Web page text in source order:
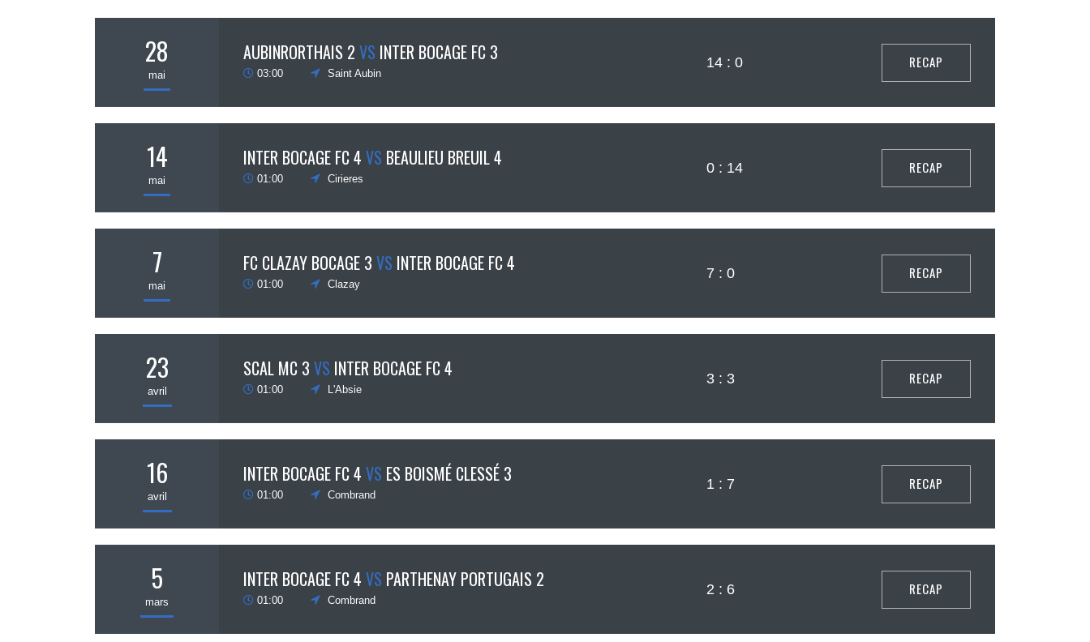
28
mai
AUBINRORTHAIS 2 VS INTER BOCAGE FC 3
03:00 Saint Aubin
14 : 0 RECAP
14
mai
INTER BOCAGE FC 4 VS BEAULIEU BREUIL 4
01:00 Cirieres
0 : 14 RECAP
7
mai
FC CLAZAY BOCAGE 3 VS INTER BOCAGE FC 4
01:00 Clazay
7 : 0 RECAP
23
avril
SCAL MC 3 VS INTER BOCAGE FC 4
01:00 L'Absie
3 : 3 RECAP
16
avril
INTER BOCAGE FC 4 VS ES BOISMÉ CLESSÉ 3
01:00 Combrand
1 : 7 RECAP
5
mars
INTER BOCAGE FC 4 VS PARTHENAY PORTUGAIS 2
01:00 Combrand
2 : 6 RECAP